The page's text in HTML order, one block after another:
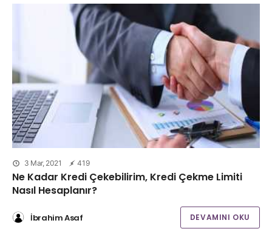
3 Mar, 2021 419
Ne Kadar Kredi Çekebilirim, Kredi Çekme Limiti
Nasıl Hesaplanır?
İbrahim Asaf DEVAMINI OKU